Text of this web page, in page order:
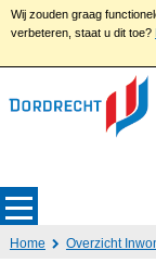
Wij zouden graag
verbeteren, staat u dit toe?
Home Overzicht